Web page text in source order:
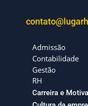
Admissão
Contabilidade
Gestão
RH
Carreira e